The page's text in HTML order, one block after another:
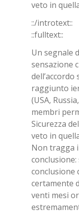
veto in
::/introtext::
::fulltext::
Un segnale
sensazione
dell’accordo
raggiunto
(USA,
membri
Sicurezza
veto in
Non tragga
conclusione
certamente
venti mesi